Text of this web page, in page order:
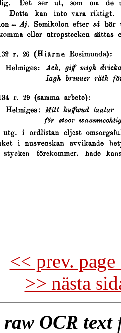
<< prev.
>> nästa
raw OCR text